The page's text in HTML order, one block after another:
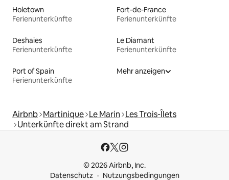
Holetown
Ferienunterkünfte
Fort-de-France
Ferienunterkünfte
Deshaies
Ferienunterkünfte
Le Diamant
Ferienunterkünfte
Port of Spain
Ferienunterkünfte
Mehr anzeigen
Airbnb Martinique Le Marin Les Trois-Îlets
Unterkünfte direkt am Strand
© 2026 Airbnb, Inc.
Datenschutz
Nutzungsbedingungen